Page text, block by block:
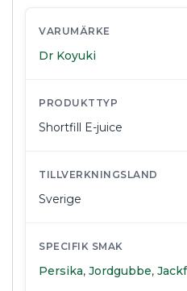
VARUMÄRKE
Dr Koyuki
PRODUKTTYP
Shortfill E-juice
TILLVERKNINGSLAND
Sverige
SPECIFIK SMAK
Persika, Jordgubbe,